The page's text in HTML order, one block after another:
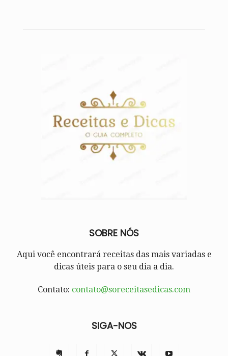
SOBRE NÓS
Aqui você encontrará receitas das mais variadas e
dicas úteis para o seu dia a dia.
Contato: contato@soreceitasedicas.com
SIGA-NOS